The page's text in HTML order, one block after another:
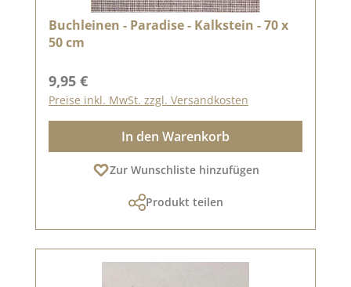
Buchleinen - Paradise - Kalkstein - 70 x
50 cm
Regulärer Preis:
9,95 €
Preise inkl. MwSt. zzgl. Versandkosten
In den Warenkorb
Zur Wunschliste hinzufügen
Produkt teilen